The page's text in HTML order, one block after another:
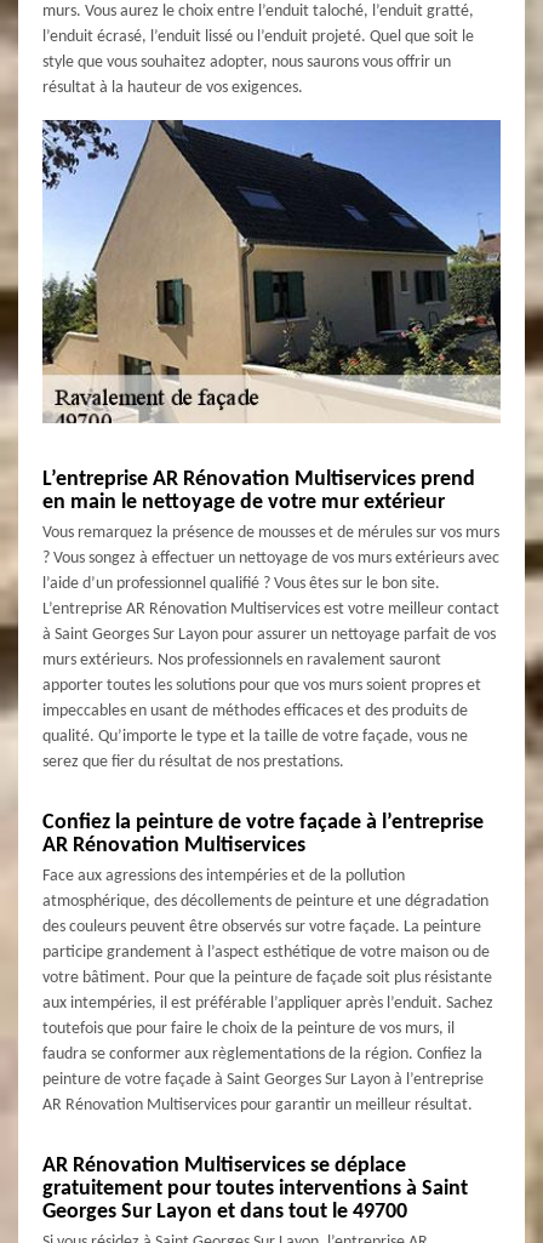
murs. Vous aurez le choix entre l’enduit taloché, l’enduit gratté,
l’enduit écrasé, l’enduit lissé ou l’enduit projeté. Quel que soit le
style que vous souhaitez adopter, nous saurons vous offrir un
résultat à la hauteur de vos exigences.
L’entreprise AR Rénovation Multiservices prend
en main le nettoyage de votre mur extérieur
Vous remarquez la présence de mousses et de mérules sur vos murs
? Vous songez à effectuer un nettoyage de vos murs extérieurs avec
l’aide d’un professionnel qualifié ? Vous êtes sur le bon site.
L’entreprise AR Rénovation Multiservices est votre meilleur contact
à Saint Georges Sur Layon pour assurer un nettoyage parfait de vos
murs extérieurs. Nos professionnels en ravalement sauront
apporter toutes les solutions pour que vos murs soient propres et
impeccables en usant de méthodes efficaces et des produits de
qualité. Qu’importe le type et la taille de votre façade, vous ne
serez que fier du résultat de nos prestations.
Confiez la peinture de votre façade à l’entreprise
AR Rénovation Multiservices
Face aux agressions des intempéries et de la pollution
atmosphérique, des décollements de peinture et une dégradation
des couleurs peuvent être observés sur votre façade. La peinture
participe grandement à l’aspect esthétique de votre maison ou de
votre bâtiment. Pour que la peinture de façade soit plus résistante
aux intempéries, il est préférable l’appliquer après l’enduit. Sachez
toutefois que pour faire le choix de la peinture de vos murs, il
faudra se conformer aux règlementations de la région. Confiez la
peinture de votre façade à Saint Georges Sur Layon à l’entreprise
AR Rénovation Multiservices pour garantir un meilleur résultat.
AR Rénovation Multiservices se déplace
gratuitement pour toutes interventions à Saint
Georges Sur Layon et dans tout le 49700